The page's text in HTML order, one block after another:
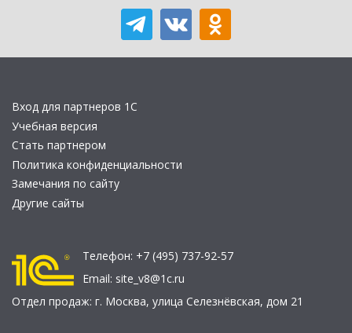
Вход для партнеров 1С
Учебная версия
Стать партнером
Политика конфиденциальности
Замечания по сайту
Другие сайты
Телефон: +7 (495) 737-92-57
Email: site_v8@1c.ru
Отдел продаж: г. Москва, улица Селезнёвская, дом 21